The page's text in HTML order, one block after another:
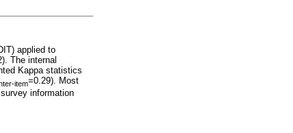
applied to
The internal
Kappa statistics
item=0.29). Most
information